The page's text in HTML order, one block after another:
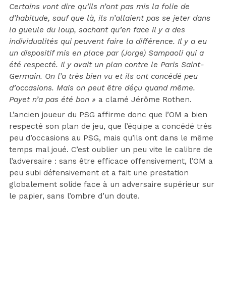
Certains vont dire qu’ils n’ont pas mis la folie de
d’habitude, sauf que là, ils n’allaient pas se jeter dans
la gueule du loup, sachant qu’en face il y a des
individualités qui peuvent faire la différence. Il y a eu
un dispositif mis en place par (Jorge) Sampaoli qui a
été respecté. Il y avait un plan contre le Paris Saint-
Germain. On l’a très bien vu et ils ont concédé peu
d’occasions. Mais on peut être déçu quand même.
Payet n’a pas été bon » a clamé Jérôme Rothen.
L’ancien joueur du PSG affirme donc que l’OM a bien
respecté son plan de jeu, que l’équipe a concédé très
peu d’occasions au PSG, mais qu’ils ont dans le même
temps mal joué. C’est oublier un peu vite le calibre de
l’adversaire : sans être efficace offensivement, l’OM a
peu subi défensivement et a fait une prestation
globalement solide face à un adversaire supérieur sur
le papier, sans l’ombre d’un doute.